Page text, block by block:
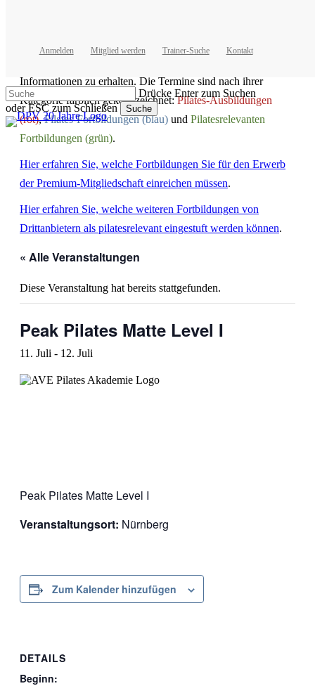
Anmelden Mitglied werden Trainer-Suche Kontakt
Drücke Enter zum Suchen
oder ESC zum Schließen
Suche
Close
Search
Informationen zu erhalten. Die Termine sind nach ihrer
Kategorie farblich gekennzeichnet:Pilates-Ausbildungen
(rot),Pilates-Fortbildungen (blau) und Pilatesrelevanten
Fortbildungen (grün).
Hier erfahren Sie, welche Fortbildungen Sie für den Erwerb
der Premium-Mitgliedschaft einreichen müssen.
Hier erfahren Sie, welche weiteren Fortbildungen von
Drittanbietern als pilatesrelevant eingestuft werden können.
« Alle Veranstaltungen
Diese Veranstaltung hat bereits stattgefunden.
Peak Pilates Matte Level I
11. Juli - 12. Juli
Peak Pilates Matte Level I
Veranstaltungsort: Nürnberg
Zum Kalender hinzufügen
DETAILS
Beginn: